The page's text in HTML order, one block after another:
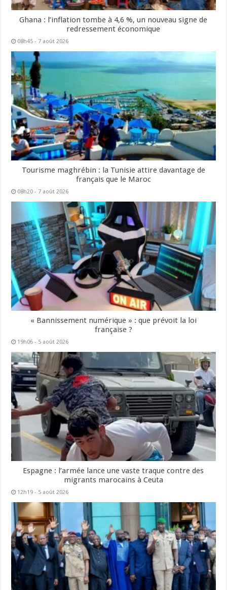
Ghana : l’inflation tombe à 4,6 %, un nouveau signe de
redressement économique
08h45 - 7 août 2026
Tourisme maghrébin : la Tunisie attire davantage de
français que le Maroc
08h20 - 7 août 2026
« Bannissement numérique » : que prévoit la loi
française ?
19h06 - 5 août 2026
Espagne : l’armée lance une vaste traque contre des
migrants marocains à Ceuta
12h19 - 5 août 2026